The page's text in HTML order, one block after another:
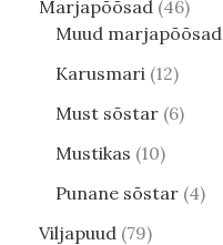
Marjapõõsad 46
Muud marjapõõsad
Karusmari 12
Must sõstar 6
Mustikas 10
Punane sõstar 4
Viljapuud 79